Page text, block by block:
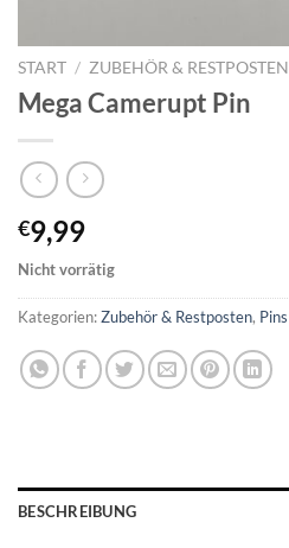
START / ZUBEHÖR & RESTPOSTEN
Mega Camerupt Pin
€9,99
Nicht vorrätig
Kategorien:Zubehör & Restposten, Pins
BESCHREIBUNG